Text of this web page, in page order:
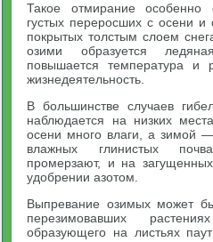
Такое отмирание особенно
густых переросших с осени и
покрытых толстым слоем
озими образуется
повышается температура и
жизнедеятельность.
В большинстве случаев
наблюдается на низких
осени много влаги, а зимой
влажных глинистых
промерзают, и на
удобрении азотом.
Выпревание озимых может
перезимовавших
образующего на листьях